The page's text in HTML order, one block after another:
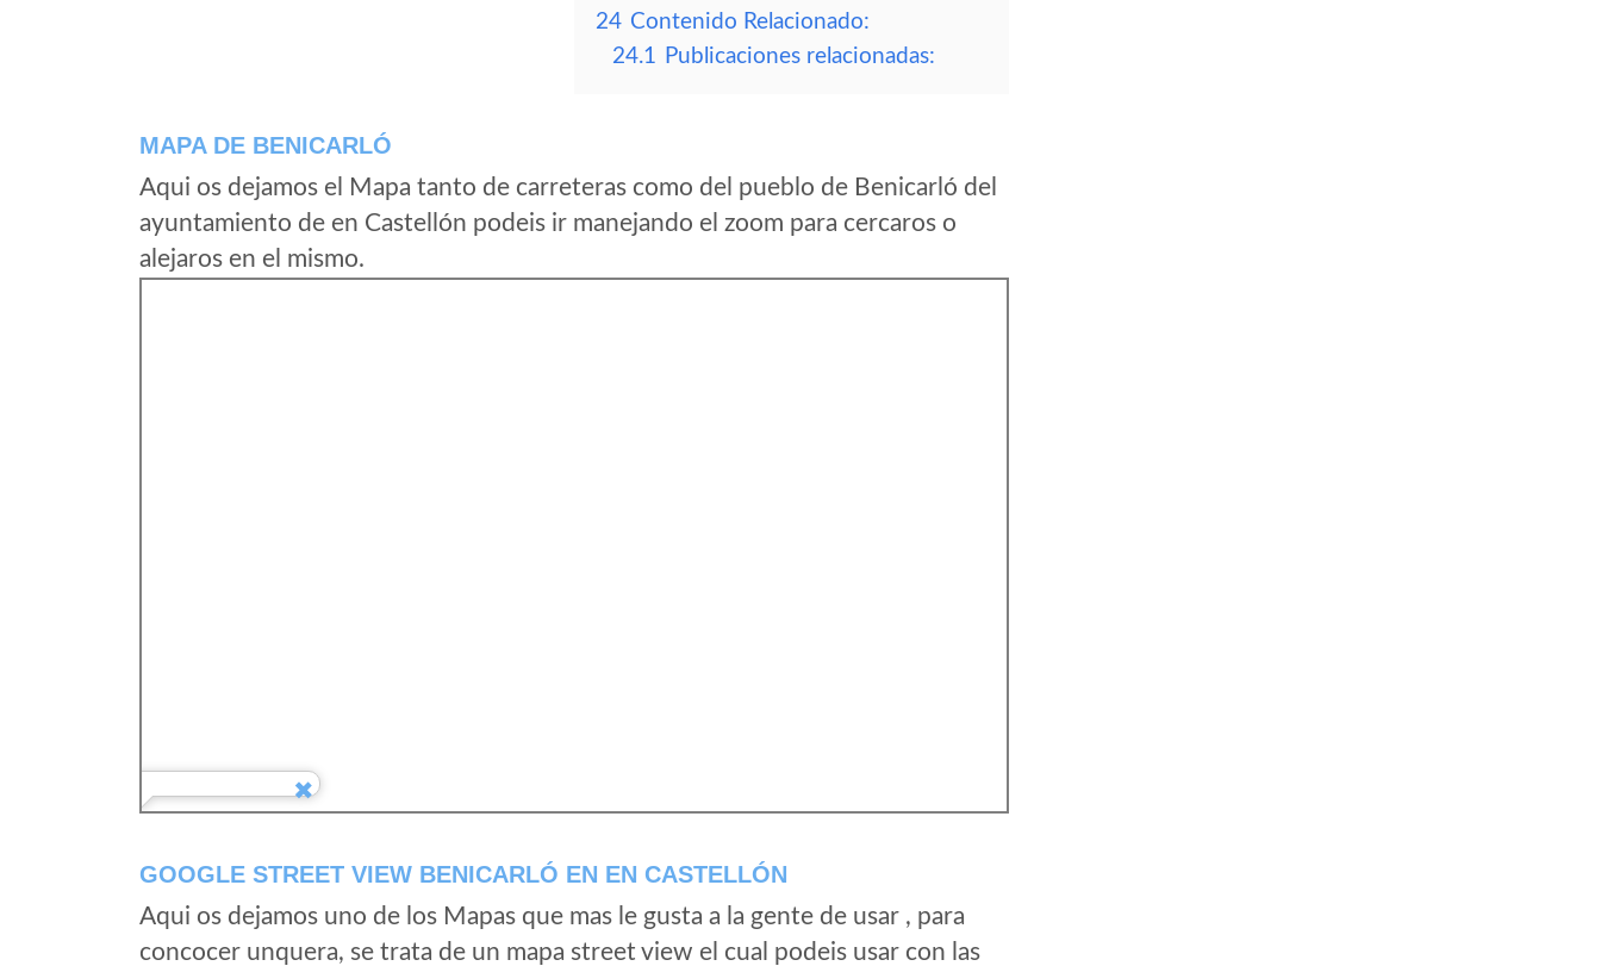
24 Contenido Relacionado:
24.1 Publicaciones relacionadas:
MAPA DE BENICARLÓ
Aqui os dejamos el Mapa tanto de carreteras como del pueblo de Benicarló del
ayuntamiento de en Castellón podeis ir manejando el zoom para cercaros o
alejaros en el mismo.
GOOGLE STREET VIEW BENICARLÓ EN EN CASTELLÓN
Aqui os dejamos uno de los Mapas que mas le gusta a la gente de usar , para
concocer unquera, se trata de un mapa street view el cual podeis usar con las